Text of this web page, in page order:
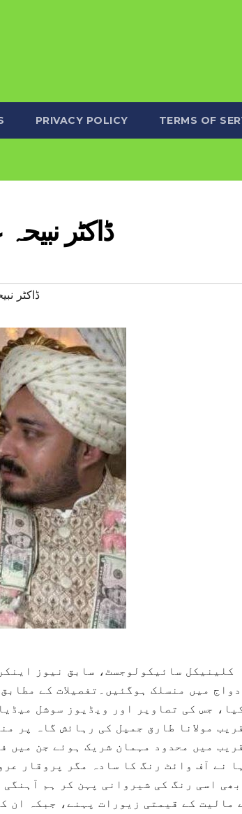
PRIVACY POLICY TERMS OF
ڈاکٹر
#ڈاکٹر
کلینیکل سائیکولوجسٹ، سابق نیوز
میں منسلک ہوگئیں۔تفصیلات کے
جس کی تصاویر اور ویڈیوز سوشل
مولانا طارق جمیل کی رہائش گاہ پر
میں محدود مہمان شریک ہوئے جن میں
نے آف وائٹ رنگ کا سادہ مگر پروقار
بھی اسی رنگ کی شیروانی پہن کر ہم
مالیت کے قیمتی زیورات پہنے، جبکہ ان